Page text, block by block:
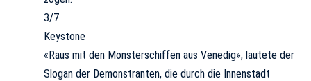
3/7
Keystone
«Raus mit den Monsterschiffen aus Venedig», lautete der
Slogan der Demonstranten, die durch die Innenstadt